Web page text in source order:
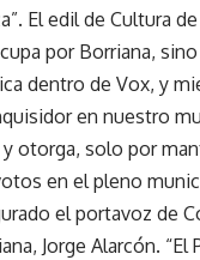
El edil de Cultura
por Borriana,
dentro de Vox, y
en nuestro
y otorga, solo por
en el pleno
el portavoz de
Jorge Alarcón. “El